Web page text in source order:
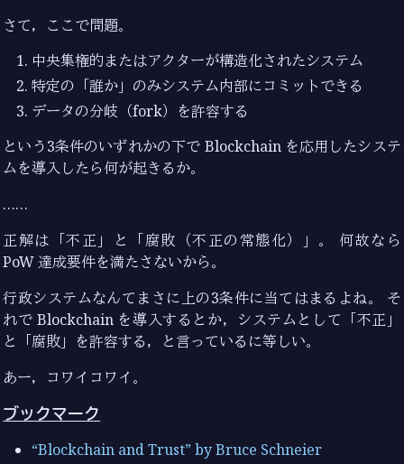
さて，ここで問題。
中央集権的またはアクターが構造化されたシステム
特定の「誰か」のみシステム内部にコミットできる
データの分岐（fork）を許容する
という3条件のいずれかの下で Blockchain を応用したシステ
ムを導入したら何が起きるか。
……
正解は「不正」と「腐敗（不正の常態化）」。 何故なら
PoW 達成要件を満たさないから。
行政システムなんてまさに上の3条件に当てはまるよね。 そ
れで Blockchain を導入するとか，システムとして「不正」
と「腐敗」を許容する，と言っているに等しい。
あー，コワイコワイ。
ブックマーク
“Blockchain and Trust” by Bruce Schneier